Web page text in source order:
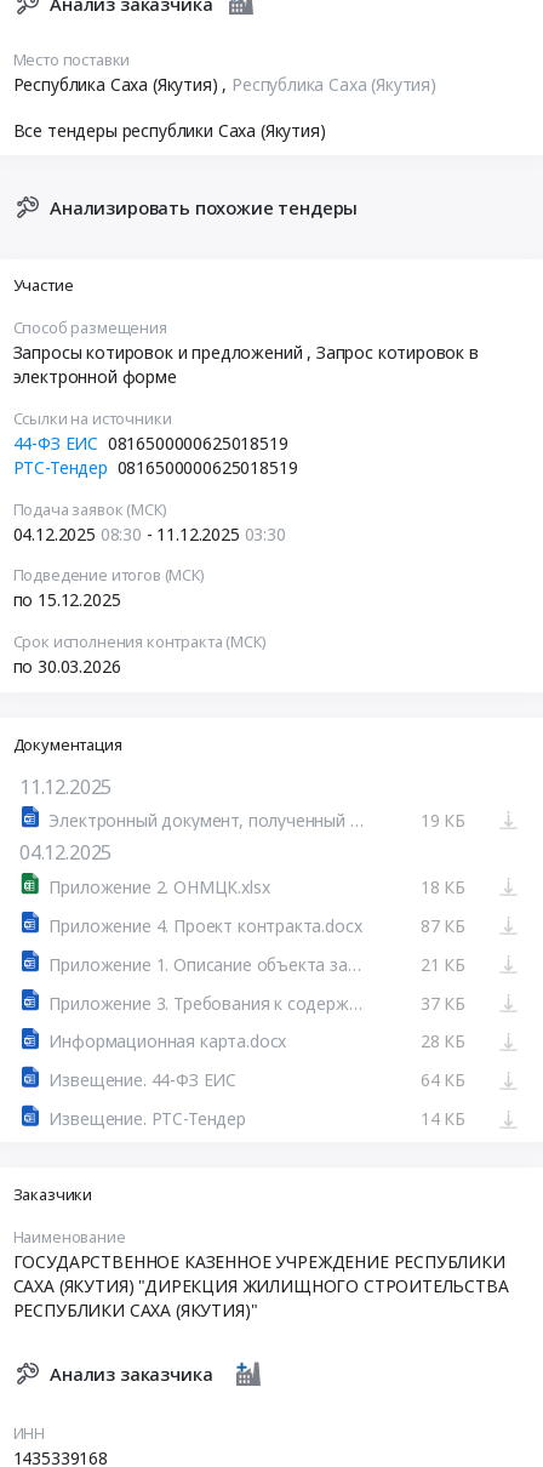
Место поставки
Республика Саха (Якутия) , Республика Саха (Якутия)
Все тендеры республики Саха (Якутия)
Анализировать похожие тендеры
Участие
Способ размещения
Запросы котировок и предложений , Запрос котировок в
электронной форме
Ссылки на источники
44-ФЗ ЕИС 0816500000625018519
РТС-Тендер 0816500000625018519
Подача заявок (МСК)
04.12.2025 08:30 - 11.12.2025 03:30
Подведение итогов (МСК)
по 15.12.2025
Срок исполнения контракта (МСК)
по 30.03.2026
Документация
11.12.2025
Электронный документ, полученный из внешней системы 19 КБ
04.12.2025
Приложение 2. ОНМЦК.xlsx
18 КБ
Приложение 4. Проект контракта.docx
87 КБ
Приложение 1. Описание объекта закупки.docx
21 КБ
Приложение 3. Требования к содержанию и составу заявки на участие в закупке.docx
37 КБ
Информационная карта.docx
28 КБ
Извещение. 44-ФЗ ЕИС
64 КБ
Извещение. РТС-Тендер
14 КБ
Заказчики
Наименование
ГОСУДАРСТВЕННОЕ КАЗЕННОЕ УЧРЕЖДЕНИЕ РЕСПУБЛИКИ
САХА (ЯКУТИЯ) "ДИРЕКЦИЯ ЖИЛИЩНОГО СТРОИТЕЛЬСТВА
РЕСПУБЛИКИ САХА (ЯКУТИЯ)"
Анализ заказчика
ИНН
1435339168